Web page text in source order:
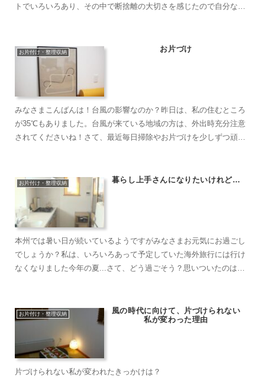
トでいろいろあり、その中で断捨離の大切さを感じたので自分なり
お片付け・整理収納 お片づけ
みなさまこんばんは！台風の影響なのか？昨日は、私の住むところ
が35℃もありました。台風が来ている地域の方は、外出時充分注意
されてくださいね！さて、最近毎日掃除やお片づけを少しずつ頑張
お片付け・整理収納 暮らし上手さんになりたいけれど…
本州では暑い日が続いているようですがみなさまお元気にお過ごし
でしょうか？私は、いろいろあって予定していた海外旅行には行け
なくなりました今年の夏...さて、どう過ごそう？思いついたのは暮
お片付け・整理収納
風の時代に向けて、片づけられない
私が変わった理由
片づけられない私が変われたきっかけは？